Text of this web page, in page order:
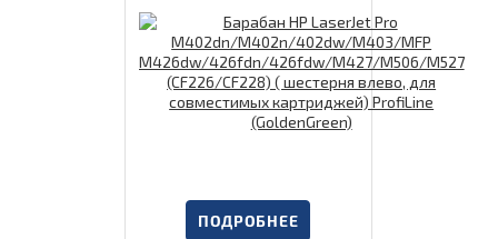
27/M506/M527 (CF226/CF228)
( шестерня влево, для совмес
тимых картриджей) ProfiLine
(GoldenGreen)
ПОДРОБНЕЕ